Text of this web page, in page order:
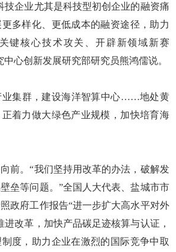
企业尤其是科技型初创企业的融资痛
多样化、更低成本的融资途径，助力
键核心技术攻关、开辟新领域新赛
心创新发展研究部研究员熊鸿儒说。
集群，建设海洋智算中心……地处黄
着力做大绿色产业规模，加快培育海
。“我们坚持用改革的办法，破解发
垒等问题。”全国人大代表、盐城市市
政府工作报告“进一步扩大高水平对外
进改革，加快产品碳足迹核算与认证，
度，助力企业在激烈的国际竞争中取